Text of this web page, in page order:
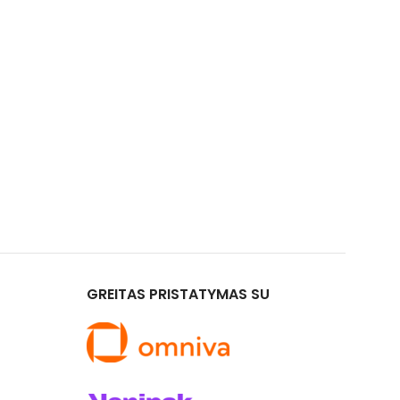
GREITAS PRISTATYMAS SU